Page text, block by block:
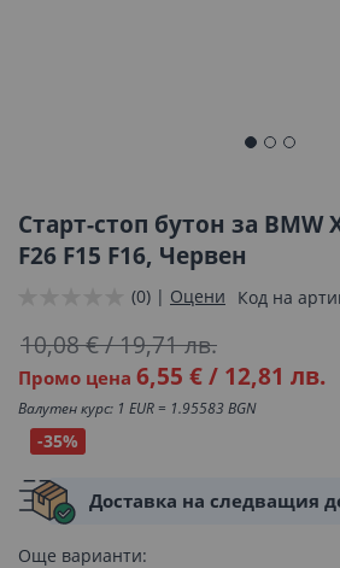
началото
на
галерия
Старт-стоп бутон за BMW
F26 F15 F16, Червен
(0) | Оцени Код на
Промо цена 6,55 €/ 12,81 лв.
10,08 €/19,71 лв.
Валутен курс: 1 EUR = 1.95583 BGN
-35%
Доставка на следващия
Още варианти: